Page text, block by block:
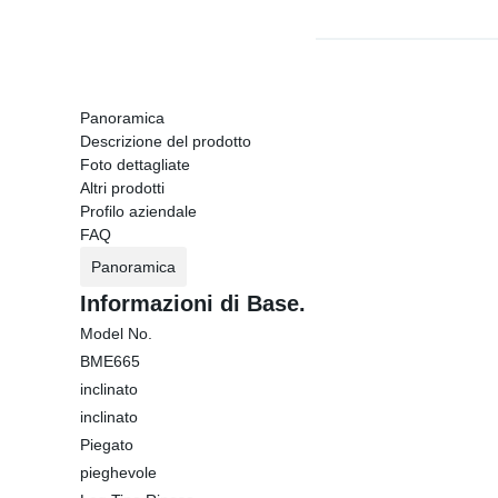
Panoramica
Descrizione del prodotto
Foto dettagliate
Altri prodotti
Profilo aziendale
FAQ
Panoramica
Informazioni di Base.
Model No.
BME665
inclinato
inclinato
Piegato
pieghevole